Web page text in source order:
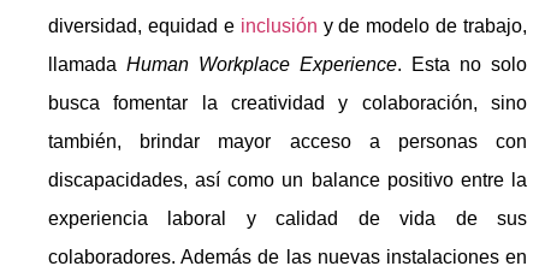
diversidad, equidad e inclusión y de modelo de trabajo,
llamada Human Workplace Experience. Esta no solo
busca fomentar la creatividad y colaboración, sino
también, brindar mayor acceso a personas con
discapacidades, así como un balance positivo entre la
experiencia laboral y calidad de vida de sus
colaboradores. Además de las nuevas instalaciones en